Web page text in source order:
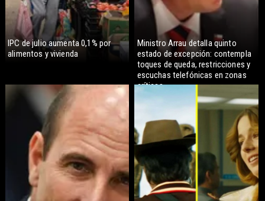
IPC de julio aumenta 0,1% por
alimentos y vivienda
Ministro Arrau detalla quinto
estado de excepción: contempla
toques de queda, restricciones y
escuchas telefónicas en zonas
críticas